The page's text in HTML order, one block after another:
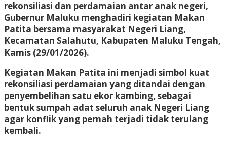
rekonsiliasi dan perdamaian antar anak negeri,
Gubernur Maluku menghadiri kegiatan Makan
Patita bersama masyarakat Negeri Liang,
Kecamatan Salahutu, Kabupaten Maluku Tengah,
Kamis (29/01/2026).
Kegiatan Makan Patita ini menjadi simbol kuat
rekonsiliasi perdamaian yang ditandai dengan
penyembelihan satu ekor kambing, sebagai
bentuk sumpah adat seluruh anak Negeri Liang
agar konflik yang pernah terjadi tidak terulang
kembali.